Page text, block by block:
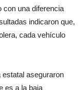
con una diferencia
indicaron que,
cada vehículo
aseguraron
es a la baja